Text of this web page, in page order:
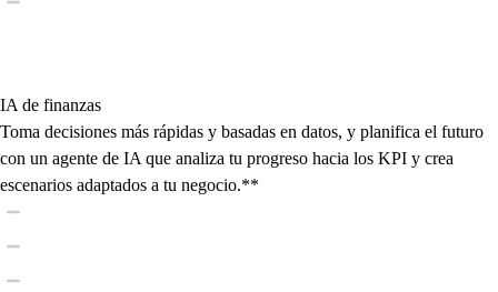
IA de finanzas
Toma decisiones más rápidas y basadas en datos, y planifica el futuro
con un agente de IA que analiza tu progreso hacia los KPI y crea
escenarios adaptados a tu negocio.**